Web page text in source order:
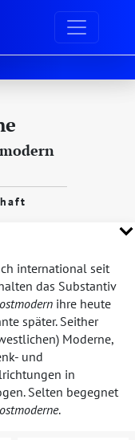
international seit
das Substantiv
ihre heute
später. Seither
Moderne,
und
in
Selten begegnet
.